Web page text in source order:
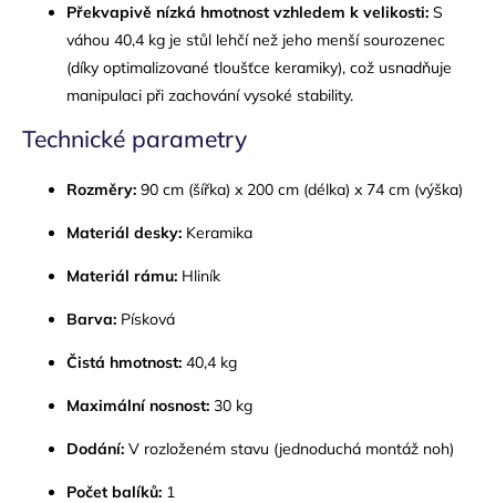
Překvapivě nízká hmotnost vzhledem k velikosti: S
váhou 40,4 kg je stůl lehčí než jeho menší sourozenec
(díky optimalizované tloušťce keramiky), což usnadňuje
manipulaci při zachování vysoké stability.
Technické parametry
Rozměry: 90 cm (šířka) x 200 cm (délka) x 74 cm (výška)
Materiál desky: Keramika
Materiál rámu: Hliník
Barva: Písková
Čistá hmotnost: 40,4 kg
Maximální nosnost: 30 kg
Dodání: V rozloženém stavu (jednoduchá montáž noh)
Počet balíků: 1